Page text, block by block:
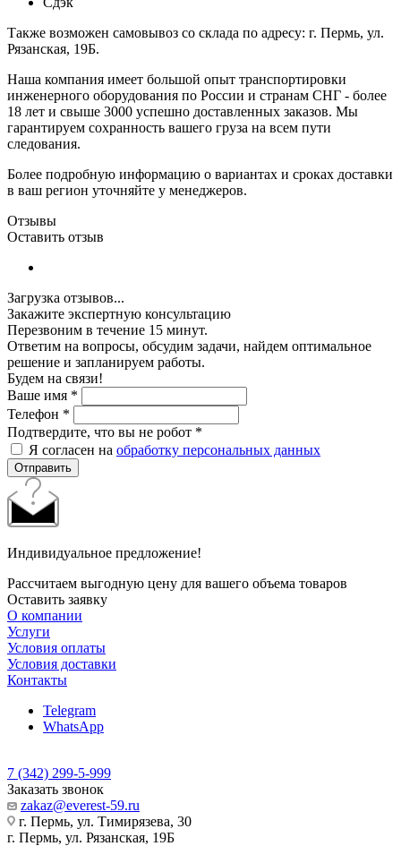
Также возможен самовывоз со склада по адресу: г. Пермь, ул.
Рязанская, 19Б.
Наша компания имеет большой опыт транспортировки
инженерного оборудования по России и странам СНГ - более
18 лет и свыше 3000 успешно доставленных заказов. Мы
гарантируем сохранность вашего груза на всем пути
следования.
Более подробную информацию о вариантах и сроках доставки
в ваш регион уточняйте у менеджеров.
Отзывы
Оставить отзыв
Загрузка отзывов...
Закажите экспертную консультацию
Перезвоним в течение 15 минут.
Ответим на вопросы, обсудим задачи, найдем оптимальное
решение и запланируем работы.
Будем на связи!
Ваше имя *
Телефон *
Подтвердите, что вы не робот *
Я согласен на обработку персональных данных
Отправить
Индивидуальное предложение!
Рассчитаем выгодную цену для вашего объема товаров
Оставить заявку
О компании
Услуги
Условия оплаты
Условия доставки
Контакты
Telegram
WhatsApp
7 (342) 299-5-999
Заказать звонок
zakaz@everest-59.ru
г. Пермь, ул. Тимирязева, 30
г. Пермь, ул. Рязанская, 19Б